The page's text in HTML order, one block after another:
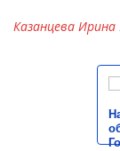
Казанцева